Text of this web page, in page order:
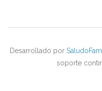
Desarrollado por
soporte